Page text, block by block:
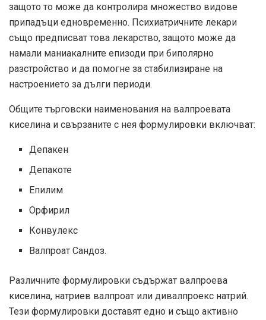
защото то може да контролира множество видове
припадъци едновременно. Психиатричните лекари
също предписват това лекарство, защото може да
намали маниакалните епизоди при биполярно
разстройство и да помогне за стабилизиране на
настроението за дълги периоди.
Общите търговски наименования на валпроевата
киселина и свързаните с нея формулировки включват:
Депакен
Депакоте
Епилим
Орфирил
Конвулекс
Валпроат Сандоз.
Различните формулировки съдържат валпроева
киселина, натриев валпроат или дивалпроекс натрий.
Тези формулировки доставят едно и също активно